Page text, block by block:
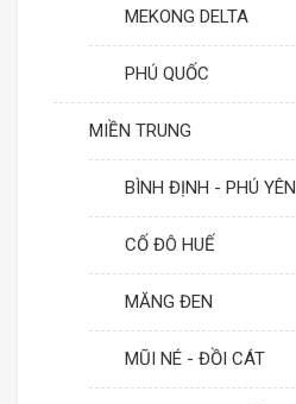
MEKONG DELTA
PHÚ QUỐC
MIỀN TRUNG
BÌNH ĐỊNH - PHÚ YÊN
CỐ ĐÔ HUẾ
MĂNG ĐEN
MŨI NÉ - ĐỒI CÁT